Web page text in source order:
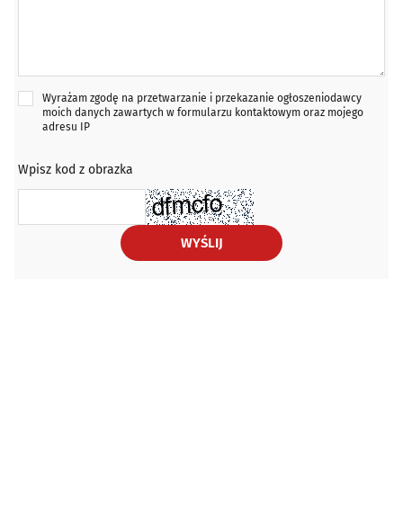
Wyrażam zgodę na przetwarzanie i przekazanie ogłoszeniodawcy
moich danych zawartych w formularzu kontaktowym oraz mojego
adresu IP
Wpisz kod z obrazka
WYŚLIJ